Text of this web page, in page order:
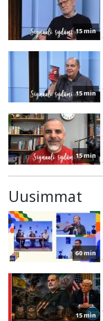
15 min
15 min
15 min
Uusimmat
60 min
15 min